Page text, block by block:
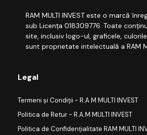
RAM MULTI INVEST este o marcă
sub Licența 018309776. Toate
site, inclusiv logo-ul, graficele,
sunt proprietate intelectuală a RAM
Legal
Termeni și Condiții - R.A.M MULTI INVEST
Politica de Retur - R.A.M MULTI INVEST
Politica de Confidențialitate RAM MULTI